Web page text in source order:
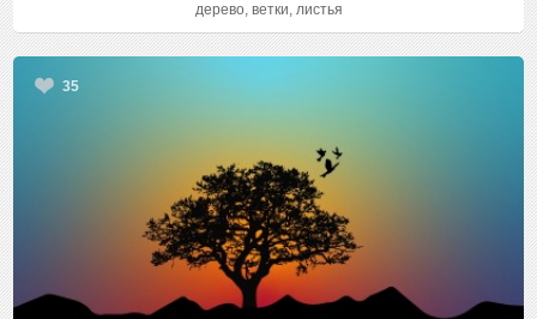
дерево, ветки, листья
35